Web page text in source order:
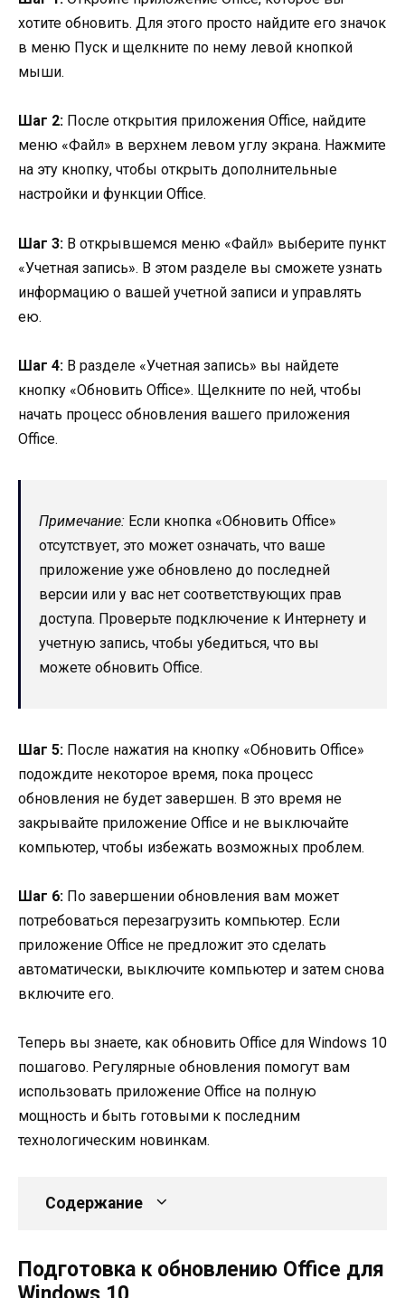
хотите обновить. Для этого просто найдите его значок
в меню Пуск и щелкните по нему левой кнопкой
мыши.
Шаг 2: После открытия приложения Office, найдите
меню «Файл» в верхнем левом углу экрана. Нажмите
на эту кнопку, чтобы открыть дополнительные
настройки и функции Office.
Шаг 3: В открывшемся меню «Файл» выберите пункт
«Учетная запись». В этом разделе вы сможете узнать
информацию о вашей учетной записи и управлять
ею.
Шаг 4: В разделе «Учетная запись» вы найдете
кнопку «Обновить Office». Щелкните по ней, чтобы
начать процесс обновления вашего приложения
Office.
Примечание: Если кнопка «Обновить Office»
отсутствует, это может означать, что ваше
приложение уже обновлено до последней
версии или у вас нет соответствующих прав
доступа. Проверьте подключение к Интернету и
учетную запись, чтобы убедиться, что вы
можете обновить Office.
Шаг 5: После нажатия на кнопку «Обновить Office»
подождите некоторое время, пока процесс
обновления не будет завершен. В это время не
закрывайте приложение Office и не выключайте
компьютер, чтобы избежать возможных проблем.
Шаг 6: По завершении обновления вам может
потребоваться перезагрузить компьютер. Если
приложение Office не предложит это сделать
автоматически, выключите компьютер и затем снова
включите его.
Теперь вы знаете, как обновить Office для Windows 10
пошагово. Регулярные обновления помогут вам
использовать приложение Office на полную
мощность и быть готовыми к последним
технологическим новинкам.
Содержание
Подготовка к обновлению Office для